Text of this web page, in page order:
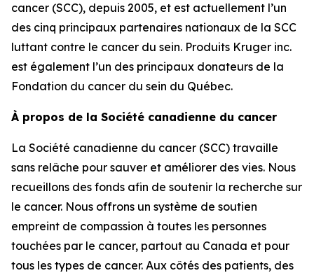
cancer (SCC), depuis 2005, et est actuellement l’un
des cinq principaux partenaires nationaux de la SCC
luttant contre le cancer du sein. Produits Kruger inc.
est également l’un des principaux donateurs de la
Fondation du cancer du sein du Québec.
À propos de la Société canadienne du cancer
La Société canadienne du cancer (SCC) travaille
sans relâche pour sauver et améliorer des vies. Nous
recueillons des fonds afin de soutenir la recherche sur
le cancer. Nous offrons un système de soutien
empreint de compassion à toutes les personnes
touchées par le cancer, partout au Canada et pour
tous les types de cancer. Aux côtés des patients, des